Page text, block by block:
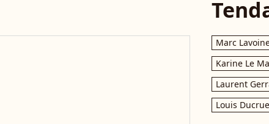
Marc
Karine Le
Laurent
Louis